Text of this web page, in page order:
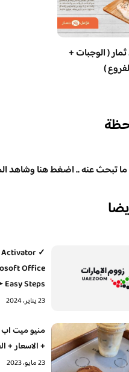
( الوجبات +
)
تبحث عنه .. اضغط هنا وشاهد
Activator ✓
Office
Easy Steps
23 يناير، 2024
+ الاسعار +
23 مايو، 2023